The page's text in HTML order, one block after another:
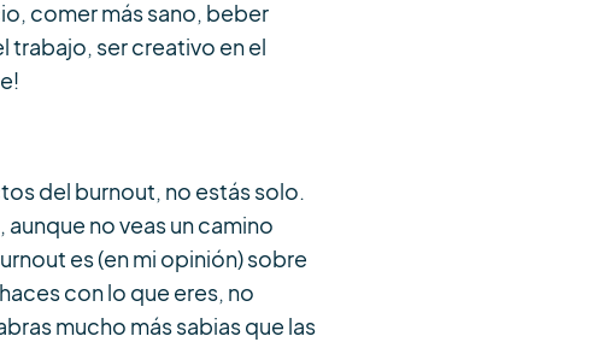
comer más sano, beber
ser creativo en el
del burnout, no estás solo.
no veas un camino
es (en mi opinión) sobre
con lo que eres, no
mucho más sabias que las